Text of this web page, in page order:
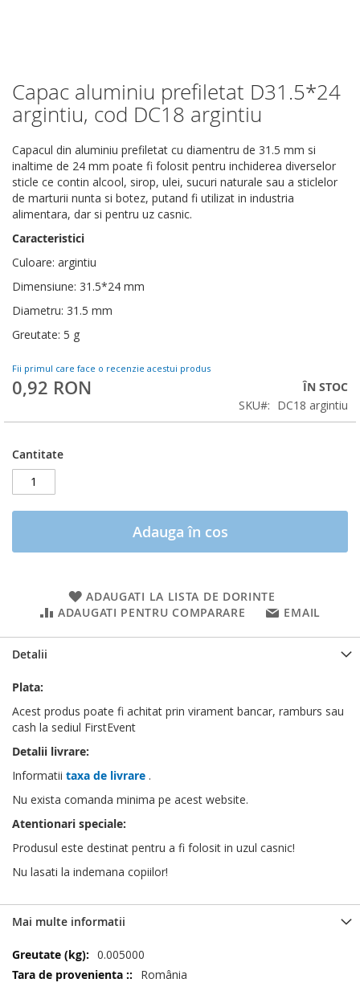
Capac aluminiu prefiletat D31.5*24
argintiu, cod DC18 argintiu
Capacul din aluminiu prefiletat cu diamentru de 31.5 mm si
inaltime de 24 mm poate fi folosit pentru inchiderea diverselor
sticle ce contin alcool, sirop, ulei, sucuri naturale sau a sticlelor
de marturii nunta si botez, putand fi utilizat in industria
alimentara, dar si pentru uz casnic.
Caracteristici
Culoare: argintiu
Dimensiune: 31.5*24 mm
Diametru: 31.5 mm
Greutate: 5 g
Fii primul care face o recenzie acestui produs
0,92 RON
ÎN STOC
SKU
DC18 argintiu
Cantitate
Adauga în cos
ADAUGATI LA LISTA DE DORINTE
ADAUGATI PENTRU COMPARARE
EMAIL
Skip
to
the
of
the
images
gallery
Detalii
Plata:
Acest produs poate fi achitat prin virament bancar, ramburs sau
cash la sediul FirstEvent
Detalii livrare:
Informatii taxa de livrare .
Nu exista comanda minima pe acest website.
Atentionari speciale:
Produsul este destinat pentru a fi folosit in uzul casnic!
Nu lasati la indemana copiilor!
Mai multe informatii
Mai
multe
informatii
0.005000
România